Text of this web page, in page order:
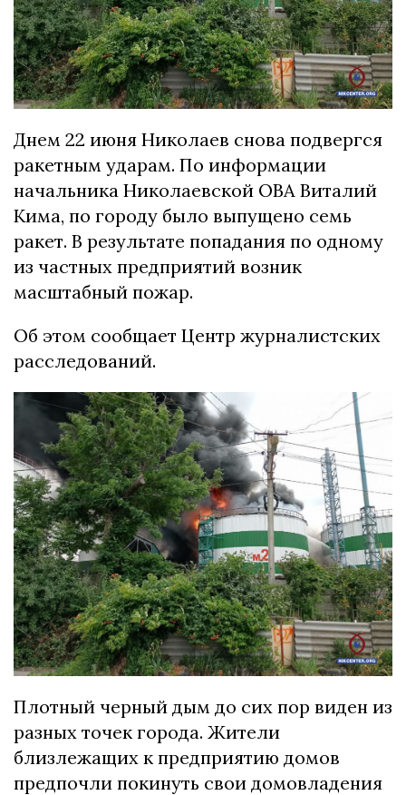
Днем 22 июня Николаев снова подвергся
ракетным ударам. По информации
начальника Николаевской ОВА Виталий
Кима, по городу было выпущено семь
ракет. В результате попадания по одному
из частных предприятий возник
масштабный пожар.
Об этом сообщает Центр журналистских
расследований.
Плотный черный дым до сих пор виден из
разных точек города. Жители
близлежащих к предприятию домов
предпочли покинуть свои домовладения